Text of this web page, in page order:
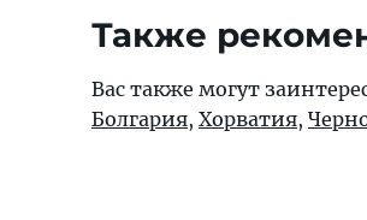
Также
Вас также могут
Болгария, Хорватия,